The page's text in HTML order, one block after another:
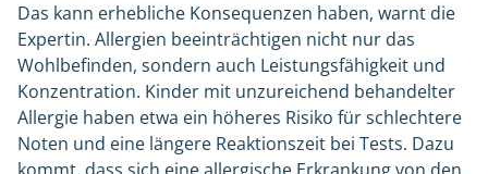
Das kann erhebliche Konsequenzen haben, warnt die
Expertin. Allergien beeinträchtigen nicht nur das
Wohlbefinden, sondern auch Leistungsfähigkeit und
Konzentration. Kinder mit unzureichend behandelter
Allergie haben etwa ein höheres Risiko für schlechtere
Noten und eine längere Reaktionszeit bei Tests. Dazu